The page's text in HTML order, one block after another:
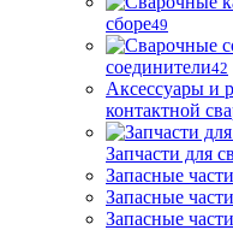
сборе49
соединители42
Аксессуары и
контактной
Запчасти для
Запасные
Запасные
Запасные